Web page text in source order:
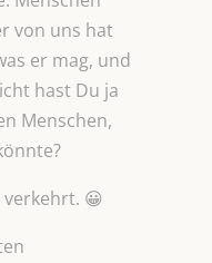
von uns hat
er mag, und
hast Du ja
Menschen,
verkehrt. 😀